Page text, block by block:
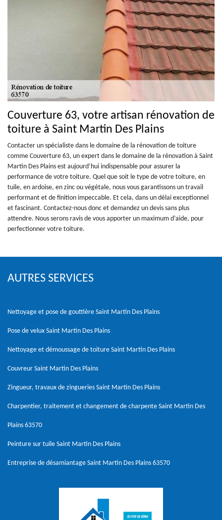
Couverture 63, votre artisan rénovation de
toiture à Saint Martin Des Plains
Contacter un spécialiste dans le domaine de la rénovation de toiture
comme Couverture 63, un expert dans le domaine de la rénovation à Saint
Martin Des Plains est aujourd’hui indispensable pour assurer la
performance de votre toiture. Quel que soit le type de votre toiture, en
tuile, en ardoise, en zinc ou végétale, nous vous garantissons un travail
performant et de finition impeccable. Et cela, dans un délai exceptionnel
et fascinant. Contactez-nous donc et demandez un devis sans plus
attendre. Nous serons ravis de vous apporter un maximum d’aide, pour
perfectionner votre toiture.
AUTRES SERVICES
Nettoyage et pose de gouttière Saint Martin Des Plains
Pose de velux Saint Martin Des Plains
Nettoyage et démoussage de toiture Saint Martin Des Plains
Couvreur Saint Martin Des Plains
Zingueur, travaux de zingueries Saint Martin Des Plains
Charpentier, traitement et changement de charpente Saint Martin Des
Plains 63570
Peinture sur tuile Saint Martin Des Plains
Entreprise de désamiantage Saint Martin Des Plains 63570